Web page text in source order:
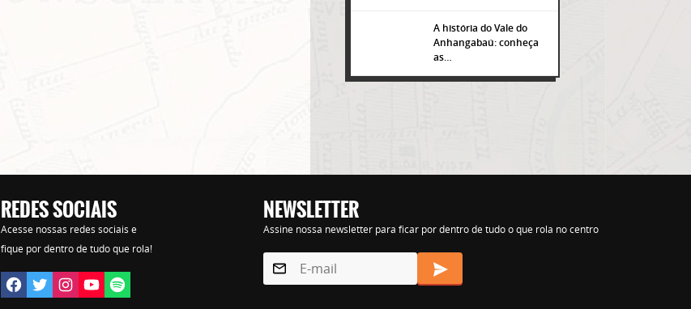
A história do Vale do
Anhangabaú: conheça
as…
REDES SOCIAIS
Acesse nossas redes sociais e
fique por dentro de tudo que rola!
NEWSLETTER
Assine nossa newsletter para ficar por dentro de tudo o que rola no centro
Lorem ipsum dolor sit amet, consectetur adipisicing elit. Autem assumenda labore quia nobis nihil tempora
praesentium distinctio, id, quibusdam est.